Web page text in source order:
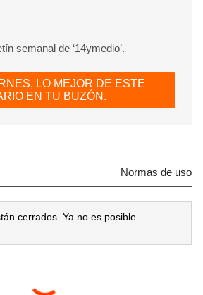
semanal de ‘14ymedio’.
LO MEJOR DE ESTE
EN TU BUZÓN.
Normas de uso
cerrados. Ya no es posible